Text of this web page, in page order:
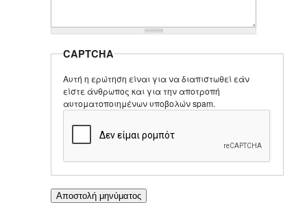
CAPTCHA
Αυτή η ερώτηση είναι για να διαπιστωθεί εάν
είστε άνθρωπος και για την αποτροπή
αυτοματοποιημένων υποβολών spam.